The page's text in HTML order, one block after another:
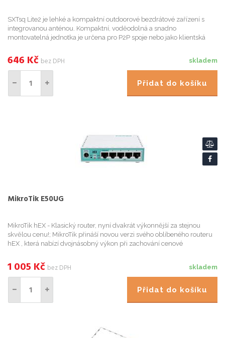
SXTsq Lite2 je lehké a kompaktní outdoorové bezdrátové zařízení s
integrovanou anténou. Kompaktní, voděodolná a snadno
montovatelná jednotka je určena pro P2P spoje nebo jako klientská
skladem
646 Kč bez DPH
Přidat do košíku
MikroTik E50UG
MikroTik hEX - Klasický router, nyní dvakrát výkonnější za stejnou
skvělou cenu!; MikroTik přináší novou verzi svého oblíbeného routeru
hEX , která nabízí dvojnásobný výkon při zachování cenové
skladem
1 005 Kč bez DPH
Přidat do košíku